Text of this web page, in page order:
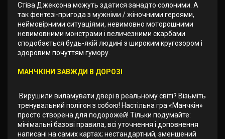
Стіва Джексона можуть здатися занадто солоними. А
так фентезі-пригода з мужніми / жіночними героями,
неймовірними ситуаціями, невимовно моторошними
невимовними монстрами і величезними скарбами
сподобається будь-якій людині з широким кругозором і
здоровим почуттям гумору.
МАНЧКІНИ ЗАВЖДИ В ДОРОЗІ
Вирушили виламувати двері в реальному світі? Візьміть
тренувальний полігон з собою! Настільна гра «Манчкін»
просто створена для подорожей! Тільки подумайте:
мінімальні базові правила, всі уточнення і доповнення
написані на самих картах; нестандартний, зменшений